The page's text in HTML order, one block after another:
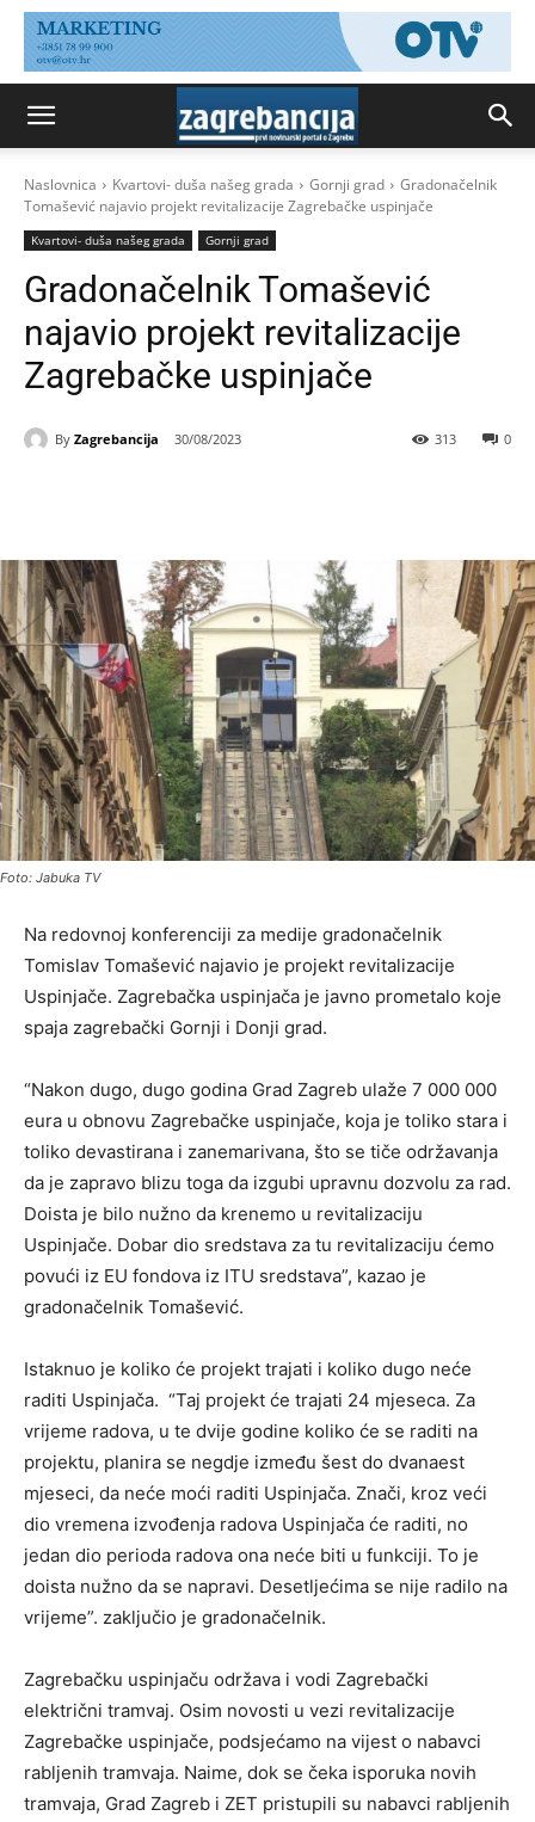
Naslovnica Kvartovi- duša našeg grada Gornji grad
Gradonačelnik
Tomašević najavio projekt revitalizacije Zagrebačke uspinjače
Kvartovi- duša našeg grada Gornji grad
Gradonačelnik Tomašević
najavio projekt revitalizacije
Zagrebačke uspinjače
By Zagrebancija 30/08/2023 0
313
Foto: Jabuka TV
Na redovnoj konferenciji za medije gradonačelnik
Tomislav Tomašević najavio je projekt revitalizacije
Uspinjače. Zagrebačka uspinjača je javno prometalo koje
spaja zagrebački Gornji i Donji grad.
“Nakon dugo, dugo godina Grad Zagreb ulaže 7 000 000
eura u obnovu Zagrebačke uspinjače, koja je toliko stara i
toliko devastirana i zanemarivana, što se tiče održavanja
da je zapravo blizu toga da izgubi upravnu dozvolu za rad.
Doista je bilo nužno da krenemo u revitalizaciju
Uspinjače. Dobar dio sredstava za tu revitalizaciju ćemo
povući iz EU fondova iz ITU sredstava”, kazao je
gradonačelnik Tomašević.
Istaknuo je koliko će projekt trajati i koliko dugo neće
raditi Uspinjača. “Taj projekt će trajati 24 mjeseca. Za
vrijeme radova, u te dvije godine koliko će se raditi na
projektu, planira se negdje između šest do dvanaest
mjeseci, da neće moći raditi Uspinjača. Znači, kroz veći
dio vremena izvođenja radova Uspinjača će raditi, no
jedan dio perioda radova ona neće biti u funkciji. To je
doista nužno da se napravi. Desetljećima se nije radilo na
vrijeme”. zaključio je gradonačelnik.
Zagrebačku uspinjaču održava i vodi Zagrebački
električni tramvaj. Osim novosti u vezi revitalizacije
Zagrebačke uspinjače, podsjećamo na vijest o nabavci
rabljenih tramvaja. Naime, dok se čeka isporuka novih
tramvaja, Grad Zagreb i ZET pristupili su nabavci rabljenih